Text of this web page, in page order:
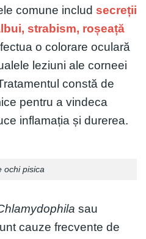
comune includ secreții
strabism, roșeață
o colorare oculară
leziuni ale corneei
constă de
pentru a vindeca
inflamația și durerea.
ochi pisica
sau
cauze frecvente de